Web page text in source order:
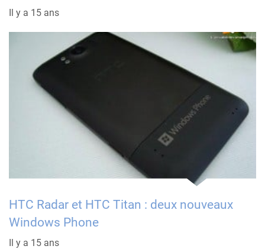
Il y a 15 ans
HTC Radar et HTC Titan : deux nouveaux
Windows Phone
Il y a 15 ans